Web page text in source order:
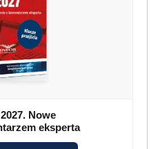
Nowe
eksperta